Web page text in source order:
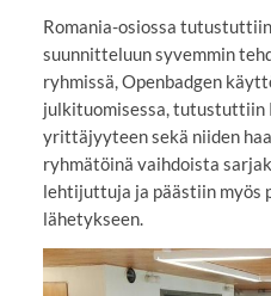
Romania-osiossa
suunnitteluun syvemmin
ryhmissä, Openbadgen
julkituomisessa, tutustuttiin
yrittäjyyteen sekä niiden
ryhmätöinä vaihdoista
lehtijuttuja ja päästiin myös
lähetykseen.